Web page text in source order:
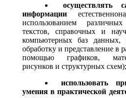
осуществлять
информации
использованием
текстов, справочных и
компьютерных баз данных,
обработку и представление в
помощью графиков,
рисунков и структурных схем);
использовать
умения в практической